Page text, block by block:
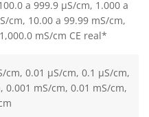
a 999.9 µS/cm, 1.000 a
cm, 10.00 a 99.99 mS/cm,
mS/cm CE real*
cm, 0.01 µS/cm, 0.1 µS/cm,
0.001 mS/cm, 0.01 mS/cm,